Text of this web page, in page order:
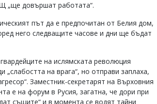
„ще довършат работата“.
път да е предпочитан от Белия дом,
него следващите часове и дни ще бъдат
на ислямската революция
на врага“, но отправи заплаха,
Заместник-секретарят на Върховния
е на форум в Русия, загатна, че дори при
същите“ и в момента се водят тайни